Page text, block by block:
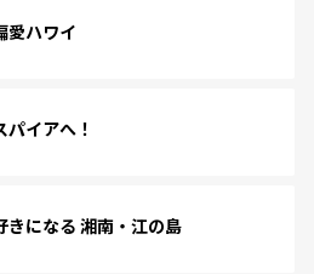
ハワイ
イアへ！
きになる 湘南・江の島